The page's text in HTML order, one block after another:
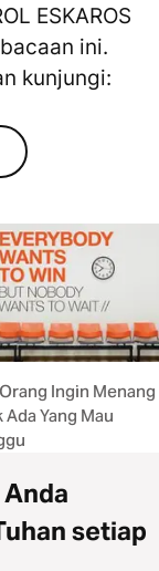
ESKAROS
ini.
kunjungi:
Ingin Menang
Ada Yang Mau
setiap